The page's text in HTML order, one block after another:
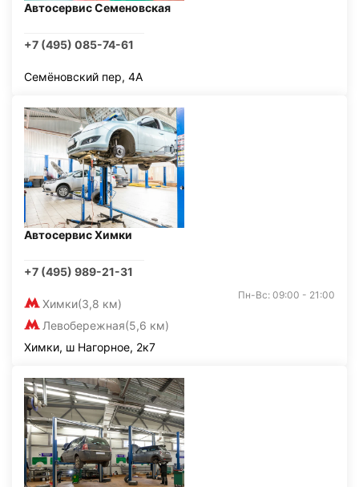
Автосервис Семеновская
+7 (495) 085-74-61
Семёновский пер, 4А
Автосервис Химки
+7 (495) 989-21-31
Химки(3,8 км)
Левобережная(5,6 км)
Пн-Вс: 09:00 - 21:00
Химки, ш Нагорное, 2к7